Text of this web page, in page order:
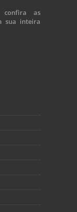
confira as
sua inteira